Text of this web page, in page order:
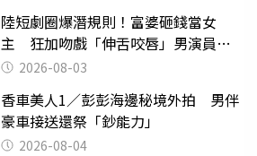
陸短劇圈爆潛規則！富婆砸錢當女
主 狂加吻戲「伸舌咬唇」男演員崩
潰 2026-08-03
香車美人1／彭彭海邊秘境外拍 男伴
豪車接送還祭「鈔能力」
2026-08-04